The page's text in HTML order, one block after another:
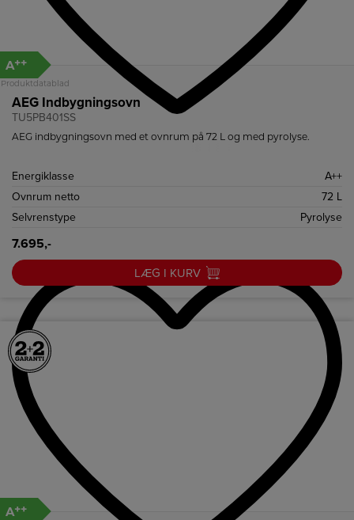
A++
Produktdatablad
AEG Indbygningsovn
TU5PB401SS
AEG indbygningsovn med et ovnrum på 72 L og med pyrolyse.
Energiklasse
A++
Ovnrum netto
72 L
Selvrenstype
Pyrolyse
7.695,-
LÆG I KURV
A++